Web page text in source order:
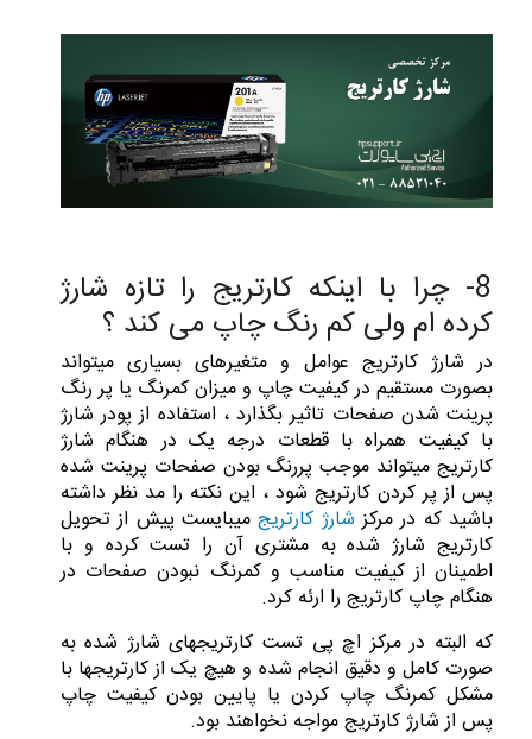
8- چرا با اینکه کارتریج را تازه شارژ
کرده ام ولی کم رنگ چاپ می کند ؟
در شارژ کارتریج عوامل و متغیرهای بسیاری میتواند
بصورت مستقیم در کیفیت چاپ و میزان کمرنگ یا پر رنگ
پرینت شدن صفحات تاثیر بگذارد ، استفاده از پودر شارژ
با کیفیت همراه با قطعات درجه یک در هنگام شارژ
کارتریج میتواند موجب پررنگ بودن صفحات پرینت شده
پس از پر کردن کارتریج شود ، این نکته را مد نظر داشته
باشید که در مرکز شارژ کارتریجمیبایست پیش از تحویل
کارتریج شارژ شده به مشتری آن را تست کرده و با
اطمینان از کیفیت مناسب و کمرنگ نبودن صفحات در
هنگام چاپ کارتریج را ارئه کرد.
که البته در مرکز اچ پی تست کارتریجهای شارژ شده به
صورت کامل و دقیق انجام شده و هیچ یک از کارتریجها با
مشکل کمرنگ چاپ کردن یا پایین بودن کیفیت چاپ
پس از شارژ کارتریج مواجه نخواهند بود.